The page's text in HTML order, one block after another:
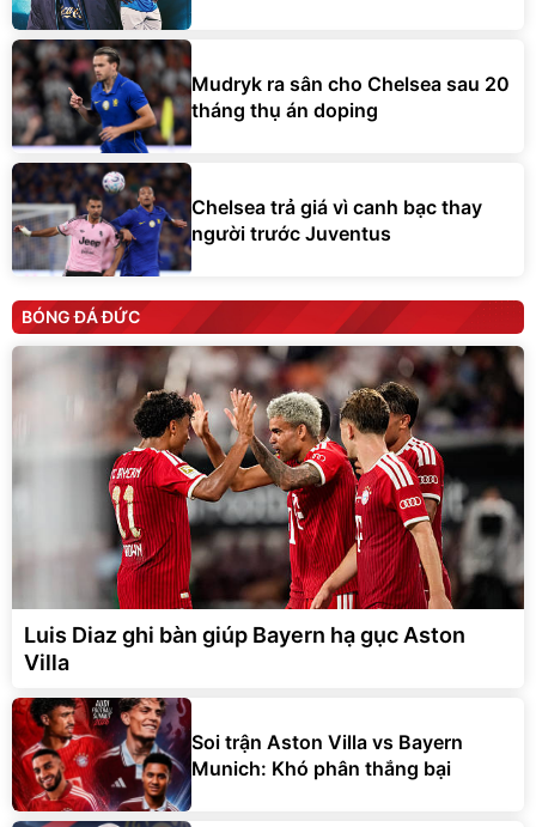
Mudryk ra sân cho Chelsea sau 20
tháng thụ án doping
Chelsea trả giá vì canh bạc thay
người trước Juventus
BÓNG ĐÁ ĐỨC
Luis Diaz ghi bàn giúp Bayern hạ gục Aston
Villa
Soi trận Aston Villa vs Bayern
Munich: Khó phân thắng bại